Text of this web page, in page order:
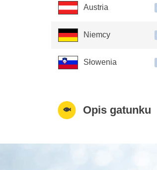
Austria
Niemcy
Słowenia
Opis gatunku